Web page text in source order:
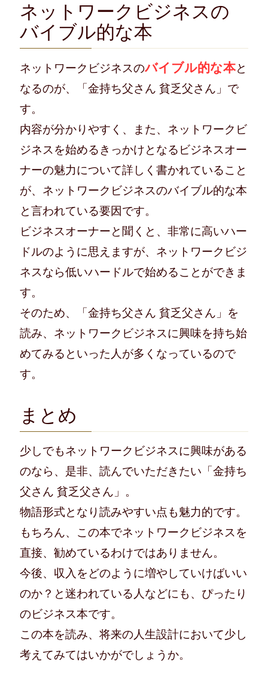
ネットワークビジネスの
バイブル的な本
ネットワークビジネスのバイブル的な本と
なるのが、「金持ち父さん 貧乏父さん」で
す。
内容が分かりやすく、また、ネットワークビ
ジネスを始めるきっかけとなるビジネスオー
ナーの魅力について詳しく書かれていること
が、ネットワークビジネスのバイブル的な本
と言われている要因です。
ビジネスオーナーと聞くと、非常に高いハー
ドルのように思えますが、ネットワークビジ
ネスなら低いハードルで始めることができま
す。
そのため、「金持ち父さん 貧乏父さん」を
読み、ネットワークビジネスに興味を持ち始
めてみるといった人が多くなっているので
す。
まとめ
少しでもネットワークビジネスに興味がある
のなら、是非、読んでいただきたい「金持ち
父さん 貧乏父さん」。
物語形式となり読みやすい点も魅力的です。
もちろん、この本でネットワークビジネスを
直接、勧めているわけではありません。
今後、収入をどのように増やしていけばいい
のか？と迷われている人などにも、ぴったり
のビジネス本です。
この本を読み、将来の人生設計において少し
考えてみてはいかがでしょうか。